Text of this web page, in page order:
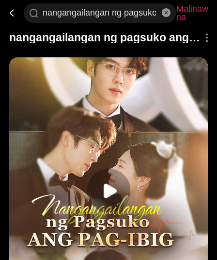
Malinaw
na
nangangailangan ng pagsuko ang pag ibig